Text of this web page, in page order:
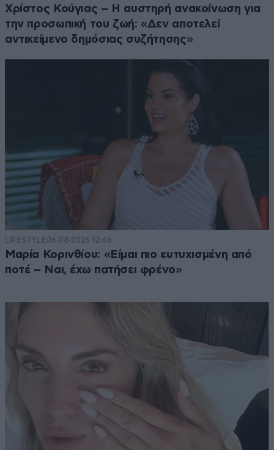
Χρίστος Κούγιας – Η αυστηρή ανακοίνωση για
την προσωπική του ζωή: «Δεν αποτελεί
αντικείμενο δημόσιας συζήτησης»
LIFESTYLE06·08·2026 12:46
Μαρία Κορινθίου: «Είμαι πιο ευτυχισμένη από
ποτέ – Ναι, έχω πατήσει φρένο»